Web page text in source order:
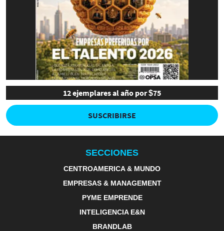
12 ejemplares al año por $75
SUSCRIBIRSE
SECCIONES
CENTROAMERICA & MUNDO
EMPRESAS & MANAGEMENT
PYME EMPRENDE
INTELIGENCIA E&N
BRANDLAB